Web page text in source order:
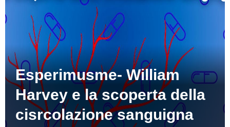
Esperimusme- William
Harvey e la scoperta della
cisrcolazione sanguigna